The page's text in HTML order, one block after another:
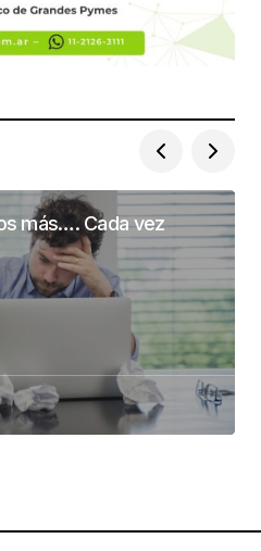
más…. Cada vez